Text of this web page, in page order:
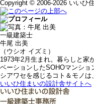
Copyright © 2006-2026 いいひ
一級建築士
牛尾 出美
（ウシオ イズミ）
1973年2月生まれ。暮らしと家
ベーションしたSOHOマンショ
シアワセを感じるコト＆モノ
いいひ住まいの設計舎サイトへ